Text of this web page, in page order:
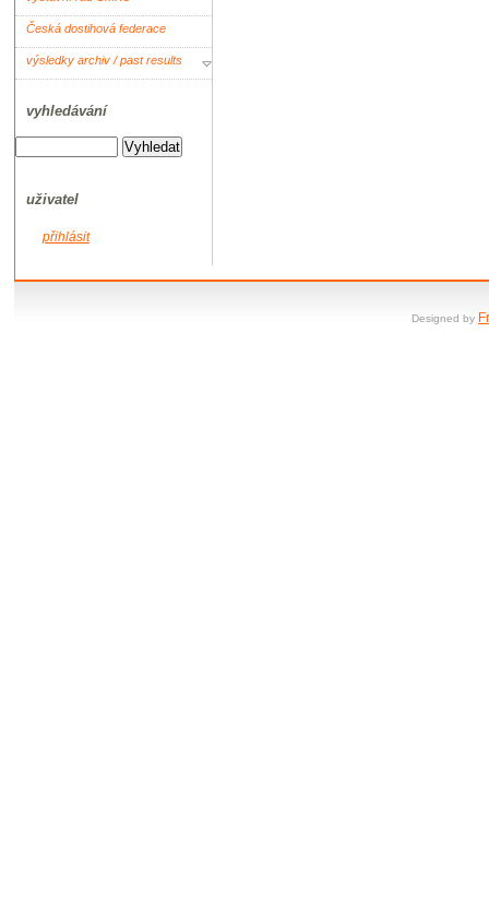
Česká dostihová federace
výsledky archiv / past results
vyhledávání
uživatel
přihlásit
Designed by